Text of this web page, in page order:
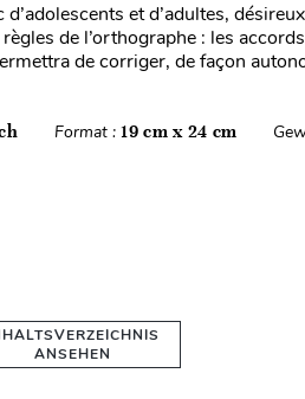
et d’adultes,
de l’orthographe : les
de corriger, de façon
Format :19 cm x 24 cm
ANSEHEN